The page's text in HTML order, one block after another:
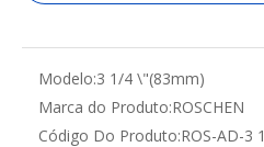
Modelo:3 1/4 \"(83mm)
Marca do Produto:ROSCHEN
Código Do Produto:ROS-AD-3